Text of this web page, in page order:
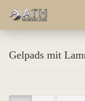
Gelpads mit